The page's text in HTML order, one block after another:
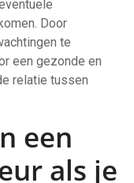
Door
te
een gezonde en
relatie tussen
een
als je